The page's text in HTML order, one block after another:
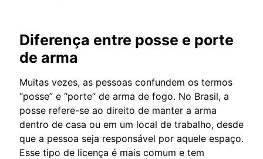
Diferença entre posse e porte
de arma
Muitas vezes, as pessoas confundem os termos
“posse” e “porte” de arma de fogo. No Brasil, a
posse refere-se ao direito de manter a arma
dentro de casa ou em um local de trabalho, desde
que a pessoa seja responsável por aquele espaço.
Esse tipo de licença é mais comum e tem